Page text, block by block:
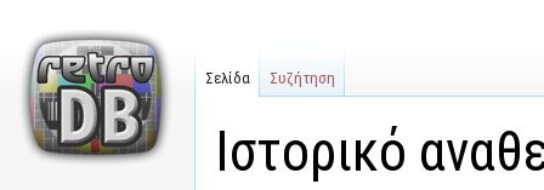
Ιστορικό
Σελίδα Συζήτηση